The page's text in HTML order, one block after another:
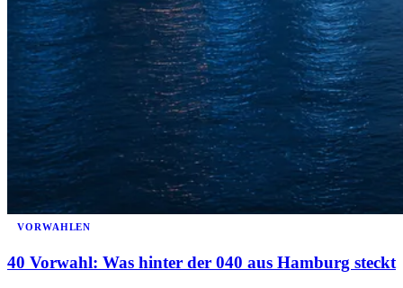
VORWAHLEN
40 Vorwahl: Was hinter der 040 aus Hamburg steckt